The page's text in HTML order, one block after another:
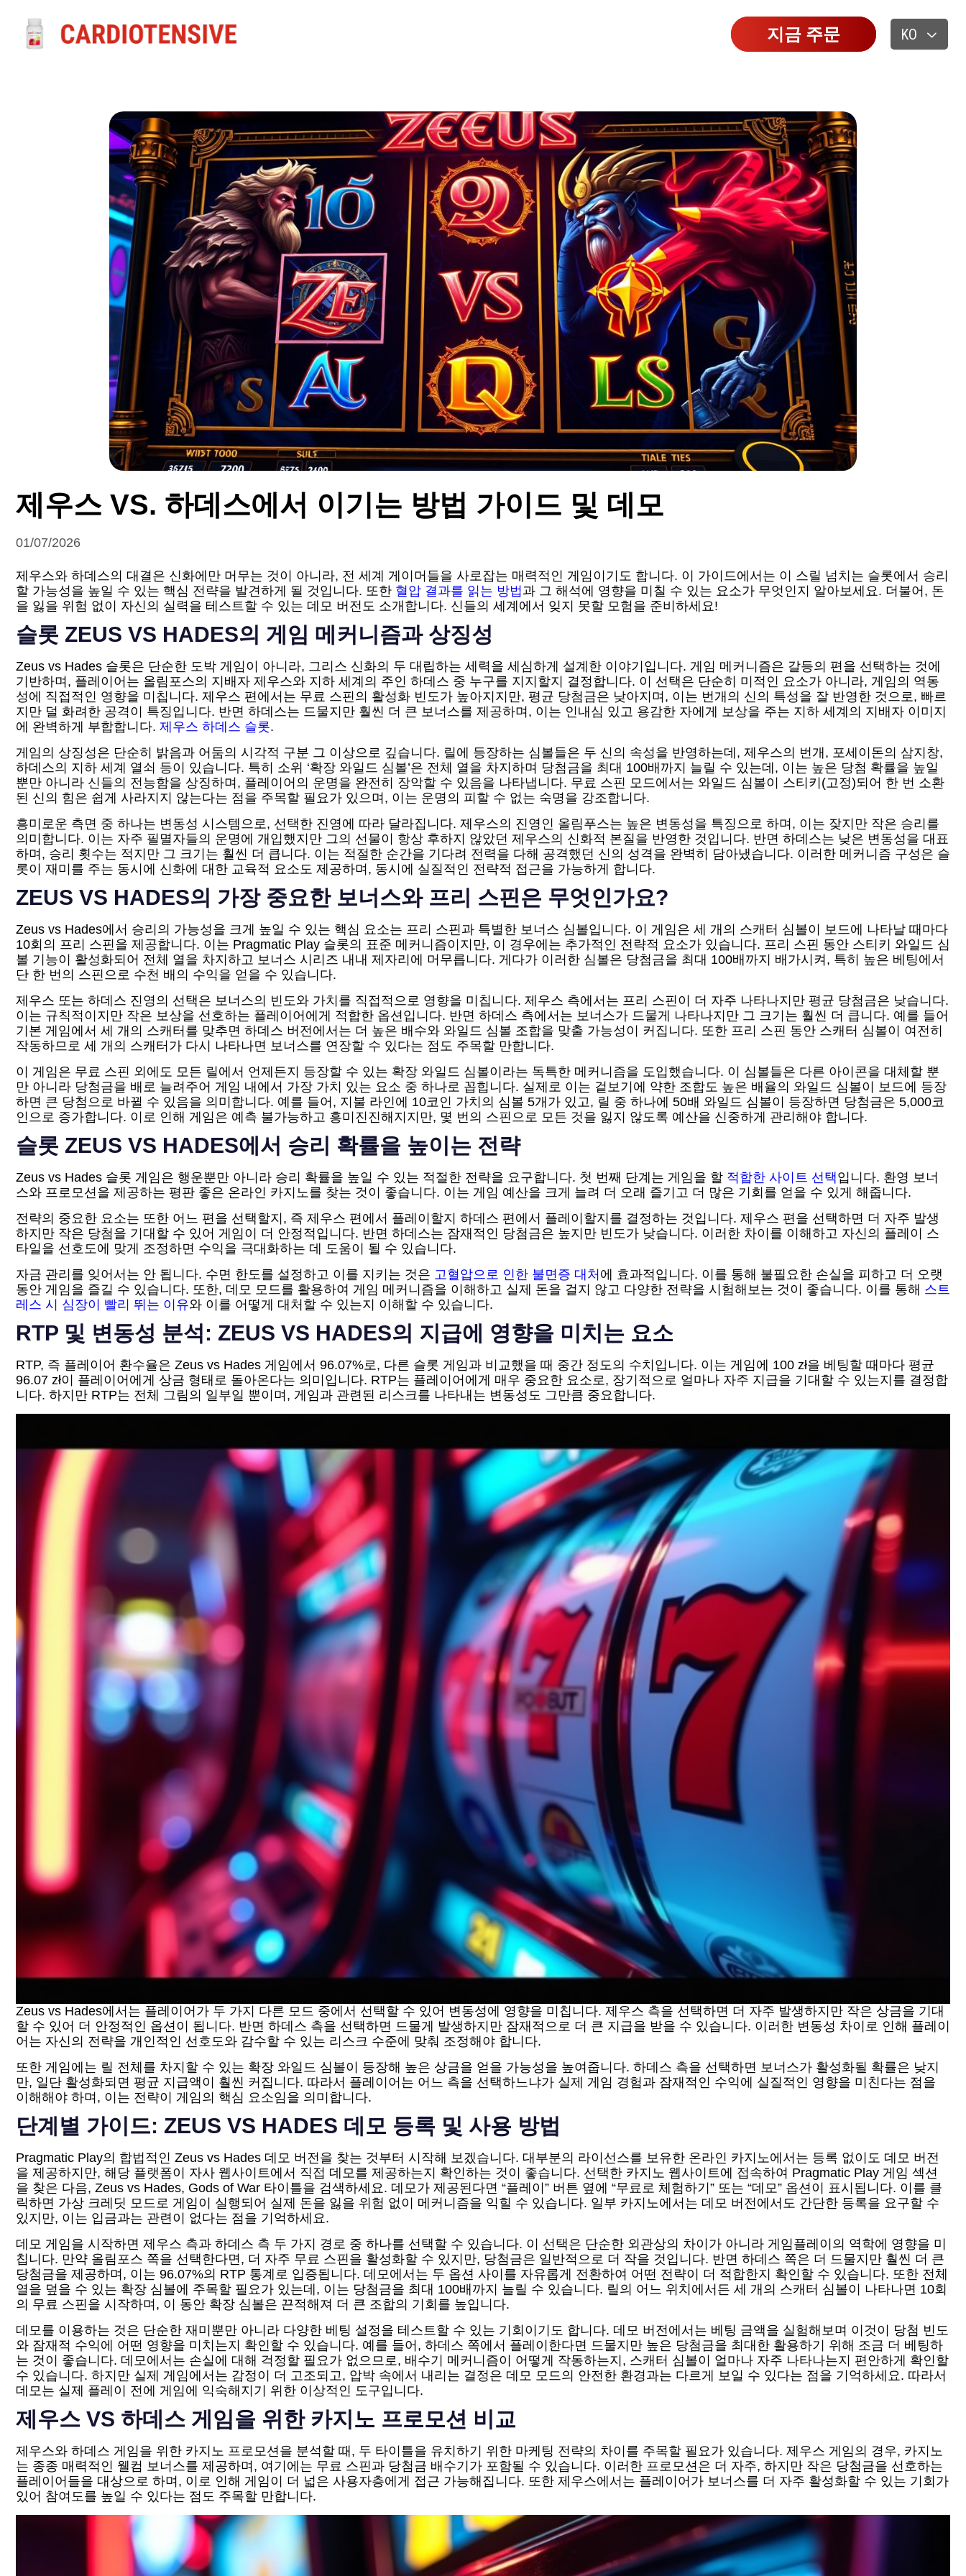
지금 주문 KO
제우스 VS. 하데스에서 이기는 방법 가이드 및 데모
01/07/2026
제우스와 하데스의 대결은 신화에만 머무는 것이 아니라, 전 세계 게이머들을 사로잡는 매력적인 게임이기도 합니다. 이 가이드에서는 이 스릴 넘치는 슬롯에서 승리
할 가능성을 높일 수 있는 핵심 전략을 발견하게 될 것입니다. 또한 혈압 결과를 읽는 방법 과 그 해석에 영향을 미칠 수 있는 요소가 무엇인지 알아보세요. 더불어, 돈
을 잃을 위험 없이 자신의 실력을 테스트할 수 있는 데모 버전도 소개합니다. 신들의 세계에서 잊지 못할 모험을 준비하세요!
슬롯 ZEUS VS HADES의 게임 메커니즘과 상징성
Zeus vs Hades 슬롯은 단순한 도박 게임이 아니라, 그리스 신화의 두 대립하는 세력을 세심하게 설계한 이야기입니다. 게임 메커니즘은 갈등의 편을 선택하는 것에
기반하며, 플레이어는 올림포스의 지배자 제우스와 지하 세계의 주인 하데스 중 누구를 지지할지 결정합니다. 이 선택은 단순히 미적인 요소가 아니라, 게임의 역동
성에 직접적인 영향을 미칩니다. 제우스 편에서는 무료 스핀의 활성화 빈도가 높아지지만, 평균 당첨금은 낮아지며, 이는 번개의 신의 특성을 잘 반영한 것으로, 빠르
지만 덜 화려한 공격이 특징입니다. 반면 하데스는 드물지만 훨씬 더 큰 보너스를 제공하며, 이는 인내심 있고 용감한 자에게 보상을 주는 지하 세계의 지배자 이미지
에 완벽하게 부합합니다. 제우스 하데스 슬롯.
게임의 상징성은 단순히 밝음과 어둠의 시각적 구분 그 이상으로 깊습니다. 릴에 등장하는 심볼들은 두 신의 속성을 반영하는데, 제우스의 번개, 포세이돈의 삼지창,
하데스의 지하 세계 열쇠 등이 있습니다. 특히 소위 ‘확장 와일드 심볼’은 전체 열을 차지하며 당첨금을 최대 100배까지 늘릴 수 있는데, 이는 높은 당첨 확률을 높일
뿐만 아니라 신들의 전능함을 상징하며, 플레이어의 운명을 완전히 장악할 수 있음을 나타냅니다. 무료 스핀 모드에서는 와일드 심볼이 스티키(고정)되어 한 번 소환
된 신의 힘은 쉽게 사라지지 않는다는 점을 주목할 필요가 있으며, 이는 운명의 피할 수 없는 숙명을 강조합니다.
흥미로운 측면 중 하나는 변동성 시스템으로, 선택한 진영에 따라 달라집니다. 제우스의 진영인 올림푸스는 높은 변동성을 특징으로 하며, 이는 잦지만 작은 승리를
의미합니다. 이는 자주 필멸자들의 운명에 개입했지만 그의 선물이 항상 후하지 않았던 제우스의 신화적 본질을 반영한 것입니다. 반면 하데스는 낮은 변동성을 대표
하며, 승리 횟수는 적지만 그 크기는 훨씬 더 큽니다. 이는 적절한 순간을 기다려 전력을 다해 공격했던 신의 성격을 완벽히 담아냈습니다. 이러한 메커니즘 구성은 슬
롯이 재미를 주는 동시에 신화에 대한 교육적 요소도 제공하며, 동시에 실질적인 전략적 접근을 가능하게 합니다.
ZEUS VS HADES의 가장 중요한 보너스와 프리 스핀은 무엇인가요?
Zeus vs Hades에서 승리의 가능성을 크게 높일 수 있는 핵심 요소는 프리 스핀과 특별한 보너스 심볼입니다. 이 게임은 세 개의 스캐터 심볼이 보드에 나타날 때마다
10회의 프리 스핀을 제공합니다. 이는 Pragmatic Play 슬롯의 표준 메커니즘이지만, 이 경우에는 추가적인 전략적 요소가 있습니다. 프리 스핀 동안 스티키 와일드 심
볼 기능이 활성화되어 전체 열을 차지하고 보너스 시리즈 내내 제자리에 머무릅니다. 게다가 이러한 심볼은 당첨금을 최대 100배까지 배가시켜, 특히 높은 베팅에서
단 한 번의 스핀으로 수천 배의 수익을 얻을 수 있습니다.
제우스 또는 하데스 진영의 선택은 보너스의 빈도와 가치를 직접적으로 영향을 미칩니다. 제우스 측에서는 프리 스핀이 더 자주 나타나지만 평균 당첨금은 낮습니다.
이는 규칙적이지만 작은 보상을 선호하는 플레이어에게 적합한 옵션입니다. 반면 하데스 측에서는 보너스가 드물게 나타나지만 그 크기는 훨씬 더 큽니다. 예를 들어
기본 게임에서 세 개의 스캐터를 맞추면 하데스 버전에서는 더 높은 배수와 와일드 심볼 조합을 맞출 가능성이 커집니다. 또한 프리 스핀 동안 스캐터 심볼이 여전히
작동하므로 세 개의 스캐터가 다시 나타나면 보너스를 연장할 수 있다는 점도 주목할 만합니다.
이 게임은 무료 스핀 외에도 모든 릴에서 언제든지 등장할 수 있는 확장 와일드 심볼이라는 독특한 메커니즘을 도입했습니다. 이 심볼들은 다른 아이콘을 대체할 뿐
만 아니라 당첨금을 배로 늘려주어 게임 내에서 가장 가치 있는 요소 중 하나로 꼽힙니다. 실제로 이는 겉보기에 약한 조합도 높은 배율의 와일드 심볼이 보드에 등장
하면 큰 당첨으로 바뀔 수 있음을 의미합니다. 예를 들어, 지불 라인에 10코인 가치의 심볼 5개가 있고, 릴 중 하나에 50배 와일드 심볼이 등장하면 당첨금은 5,000코
인으로 증가합니다. 이로 인해 게임은 예측 불가능하고 흥미진진해지지만, 몇 번의 스핀으로 모든 것을 잃지 않도록 예산을 신중하게 관리해야 합니다.
슬롯 ZEUS VS HADES에서 승리 확률을 높이는 전략
Zeus vs Hades 슬롯 게임은 행운뿐만 아니라 승리 확률을 높일 수 있는 적절한 전략을 요구합니다. 첫 번째 단계는 게임을 할 적합한 사이트 선택입니다. 환영 보너
스와 프로모션을 제공하는 평판 좋은 온라인 카지노를 찾는 것이 좋습니다. 이는 게임 예산을 크게 늘려 더 오래 즐기고 더 많은 기회를 얻을 수 있게 해줍니다.
전략의 중요한 요소는 또한 어느 편을 선택할지, 즉 제우스 편에서 플레이할지 하데스 편에서 플레이할지를 결정하는 것입니다. 제우스 편을 선택하면 더 자주 발생
하지만 작은 당첨을 기대할 수 있어 게임이 더 안정적입니다. 반면 하데스는 잠재적인 당첨금은 높지만 빈도가 낮습니다. 이러한 차이를 이해하고 자신의 플레이 스
타일을 선호도에 맞게 조정하면 수익을 극대화하는 데 도움이 될 수 있습니다.
자금 관리를 잊어서는 안 됩니다. 수면 한도를 설정하고 이를 지키는 것은 고혈압으로 인한 불면증 대처 에 효과적입니다. 이를 통해 불필요한 손실을 피하고 더 오랫
동안 게임을 즐길 수 있습니다. 또한, 데모 모드를 활용하여 게임 메커니즘을 이해하고 실제 돈을 걸지 않고 다양한 전략을 시험해보는 것이 좋습니다. 이를 통해 스트
레스 시 심장이 빨리 뛰는 이유와 이를 어떻게 대처할 수 있는지 이해할 수 있습니다.
RTP 및 변동성 분석: ZEUS VS HADES의 지급에 영향을 미치는 요소
RTP, 즉 플레이어 환수율은 Zeus vs Hades 게임에서 96.07%로, 다른 슬롯 게임과 비교했을 때 중간 정도의 수치입니다. 이는 게임에 100 zł을 베팅할 때마다 평균
96.07 zł이 플레이어에게 상금 형태로 돌아온다는 의미입니다. RTP는 플레이어에게 매우 중요한 요소로, 장기적으로 얼마나 자주 지급을 기대할 수 있는지를 결정합
니다. 하지만 RTP는 전체 그림의 일부일 뿐이며, 게임과 관련된 리스크를 나타내는 변동성도 그만큼 중요합니다.
Zeus vs Hades에서는 플레이어가 두 가지 다른 모드 중에서 선택할 수 있어 변동성에 영향을 미칩니다. 제우스 측을 선택하면 더 자주 발생하지만 작은 상금을 기대
할 수 있어 더 안정적인 옵션이 됩니다. 반면 하데스 측을 선택하면 드물게 발생하지만 잠재적으로 더 큰 지급을 받을 수 있습니다. 이러한 변동성 차이로 인해 플레이
어는 자신의 전략을 개인적인 선호도와 감수할 수 있는 리스크 수준에 맞춰 조정해야 합니다.
또한 게임에는 릴 전체를 차지할 수 있는 확장 와일드 심볼이 등장해 높은 상금을 얻을 가능성을 높여줍니다. 하데스 측을 선택하면 보너스가 활성화될 확률은 낮지
만, 일단 활성화되면 평균 지급액이 훨씬 커집니다. 따라서 플레이어는 어느 측을 선택하느냐가 실제 게임 경험과 잠재적인 수익에 실질적인 영향을 미친다는 점을
이해해야 하며, 이는 전략이 게임의 핵심 요소임을 의미합니다.
단계별 가이드: ZEUS VS HADES 데모 등록 및 사용 방법
Pragmatic Play의 합법적인 Zeus vs Hades 데모 버전을 찾는 것부터 시작해 보겠습니다. 대부분의 라이선스를 보유한 온라인 카지노에서는 등록 없이도 데모 버전
을 제공하지만, 해당 플랫폼이 자사 웹사이트에서 직접 데모를 제공하는지 확인하는 것이 좋습니다. 선택한 카지노 웹사이트에 접속하여 Pragmatic Play 게임 섹션
을 찾은 다음, Zeus vs Hades, Gods of War 타이틀을 검색하세요. 데모가 제공된다면 “플레이” 버튼 옆에 “무료로 체험하기” 또는 “데모” 옵션이 표시됩니다. 이를 클
릭하면 가상 크레딧 모드로 게임이 실행되어 실제 돈을 잃을 위험 없이 메커니즘을 익힐 수 있습니다. 일부 카지노에서는 데모 버전에서도 간단한 등록을 요구할 수
있지만, 이는 입금과는 관련이 없다는 점을 기억하세요.
데모 게임을 시작하면 제우스 측과 하데스 측 두 가지 경로 중 하나를 선택할 수 있습니다. 이 선택은 단순한 외관상의 차이가 아니라 게임플레이의 역학에 영향을 미
칩니다. 만약 올림포스 쪽을 선택한다면, 더 자주 무료 스핀을 활성화할 수 있지만, 당첨금은 일반적으로 더 작을 것입니다. 반면 하데스 쪽은 더 드물지만 훨씬 더 큰
당첨금을 제공하며, 이는 96.07%의 RTP 통계로 입증됩니다. 데모에서는 두 옵션 사이를 자유롭게 전환하여 어떤 전략이 더 적합한지 확인할 수 있습니다. 또한 전체
열을 덮을 수 있는 확장 심볼에 주목할 필요가 있는데, 이는 당첨금을 최대 100배까지 늘릴 수 있습니다. 릴의 어느 위치에서든 세 개의 스캐터 심볼이 나타나면 10회
의 무료 스핀을 시작하며, 이 동안 확장 심볼은 끈적해져 더 큰 조합의 기회를 높입니다.
데모를 이용하는 것은 단순한 재미뿐만 아니라 다양한 베팅 설정을 테스트할 수 있는 기회이기도 합니다. 데모 버전에서는 베팅 금액을 실험해보며 이것이 당첨 빈도
와 잠재적 수익에 어떤 영향을 미치는지 확인할 수 있습니다. 예를 들어, 하데스 쪽에서 플레이한다면 드물지만 높은 당첨금을 최대한 활용하기 위해 조금 더 베팅하
는 것이 좋습니다. 데모에서는 손실에 대해 걱정할 필요가 없으므로, 배수기 메커니즘이 어떻게 작동하는지, 스캐터 심볼이 얼마나 자주 나타나는지 편안하게 확인할
수 있습니다. 하지만 실제 게임에서는 감정이 더 고조되고, 압박 속에서 내리는 결정은 데모 모드의 안전한 환경과는 다르게 보일 수 있다는 점을 기억하세요. 따라서
데모는 실제 플레이 전에 게임에 익숙해지기 위한 이상적인 도구입니다.
제우스 VS 하데스 게임을 위한 카지노 프로모션 비교
제우스와 하데스 게임을 위한 카지노 프로모션을 분석할 때, 두 타이틀을 유치하기 위한 마케팅 전략의 차이를 주목할 필요가 있습니다. 제우스 게임의 경우, 카지노
는 종종 매력적인 웰컴 보너스를 제공하며, 여기에는 무료 스핀과 당첨금 배수기가 포함될 수 있습니다. 이러한 프로모션은 더 자주, 하지만 작은 당첨금을 선호하는
플레이어들을 대상으로 하며, 이로 인해 게임이 더 넓은 사용자층에게 접근 가능해집니다. 또한 제우스에서는 플레이어가 보너스를 더 자주 활성화할 수 있는 기회가
있어 참여도를 높일 수 있다는 점도 주목할 만합니다.